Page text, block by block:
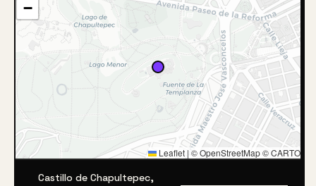
−
Leaflet | © OpenStreetMap © CARTO
Castillo de Chapultepec,